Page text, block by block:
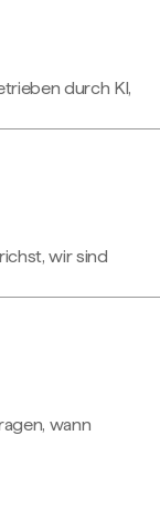
durch KI,
wir sind
wann